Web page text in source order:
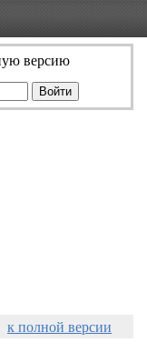
версию
к полной версии